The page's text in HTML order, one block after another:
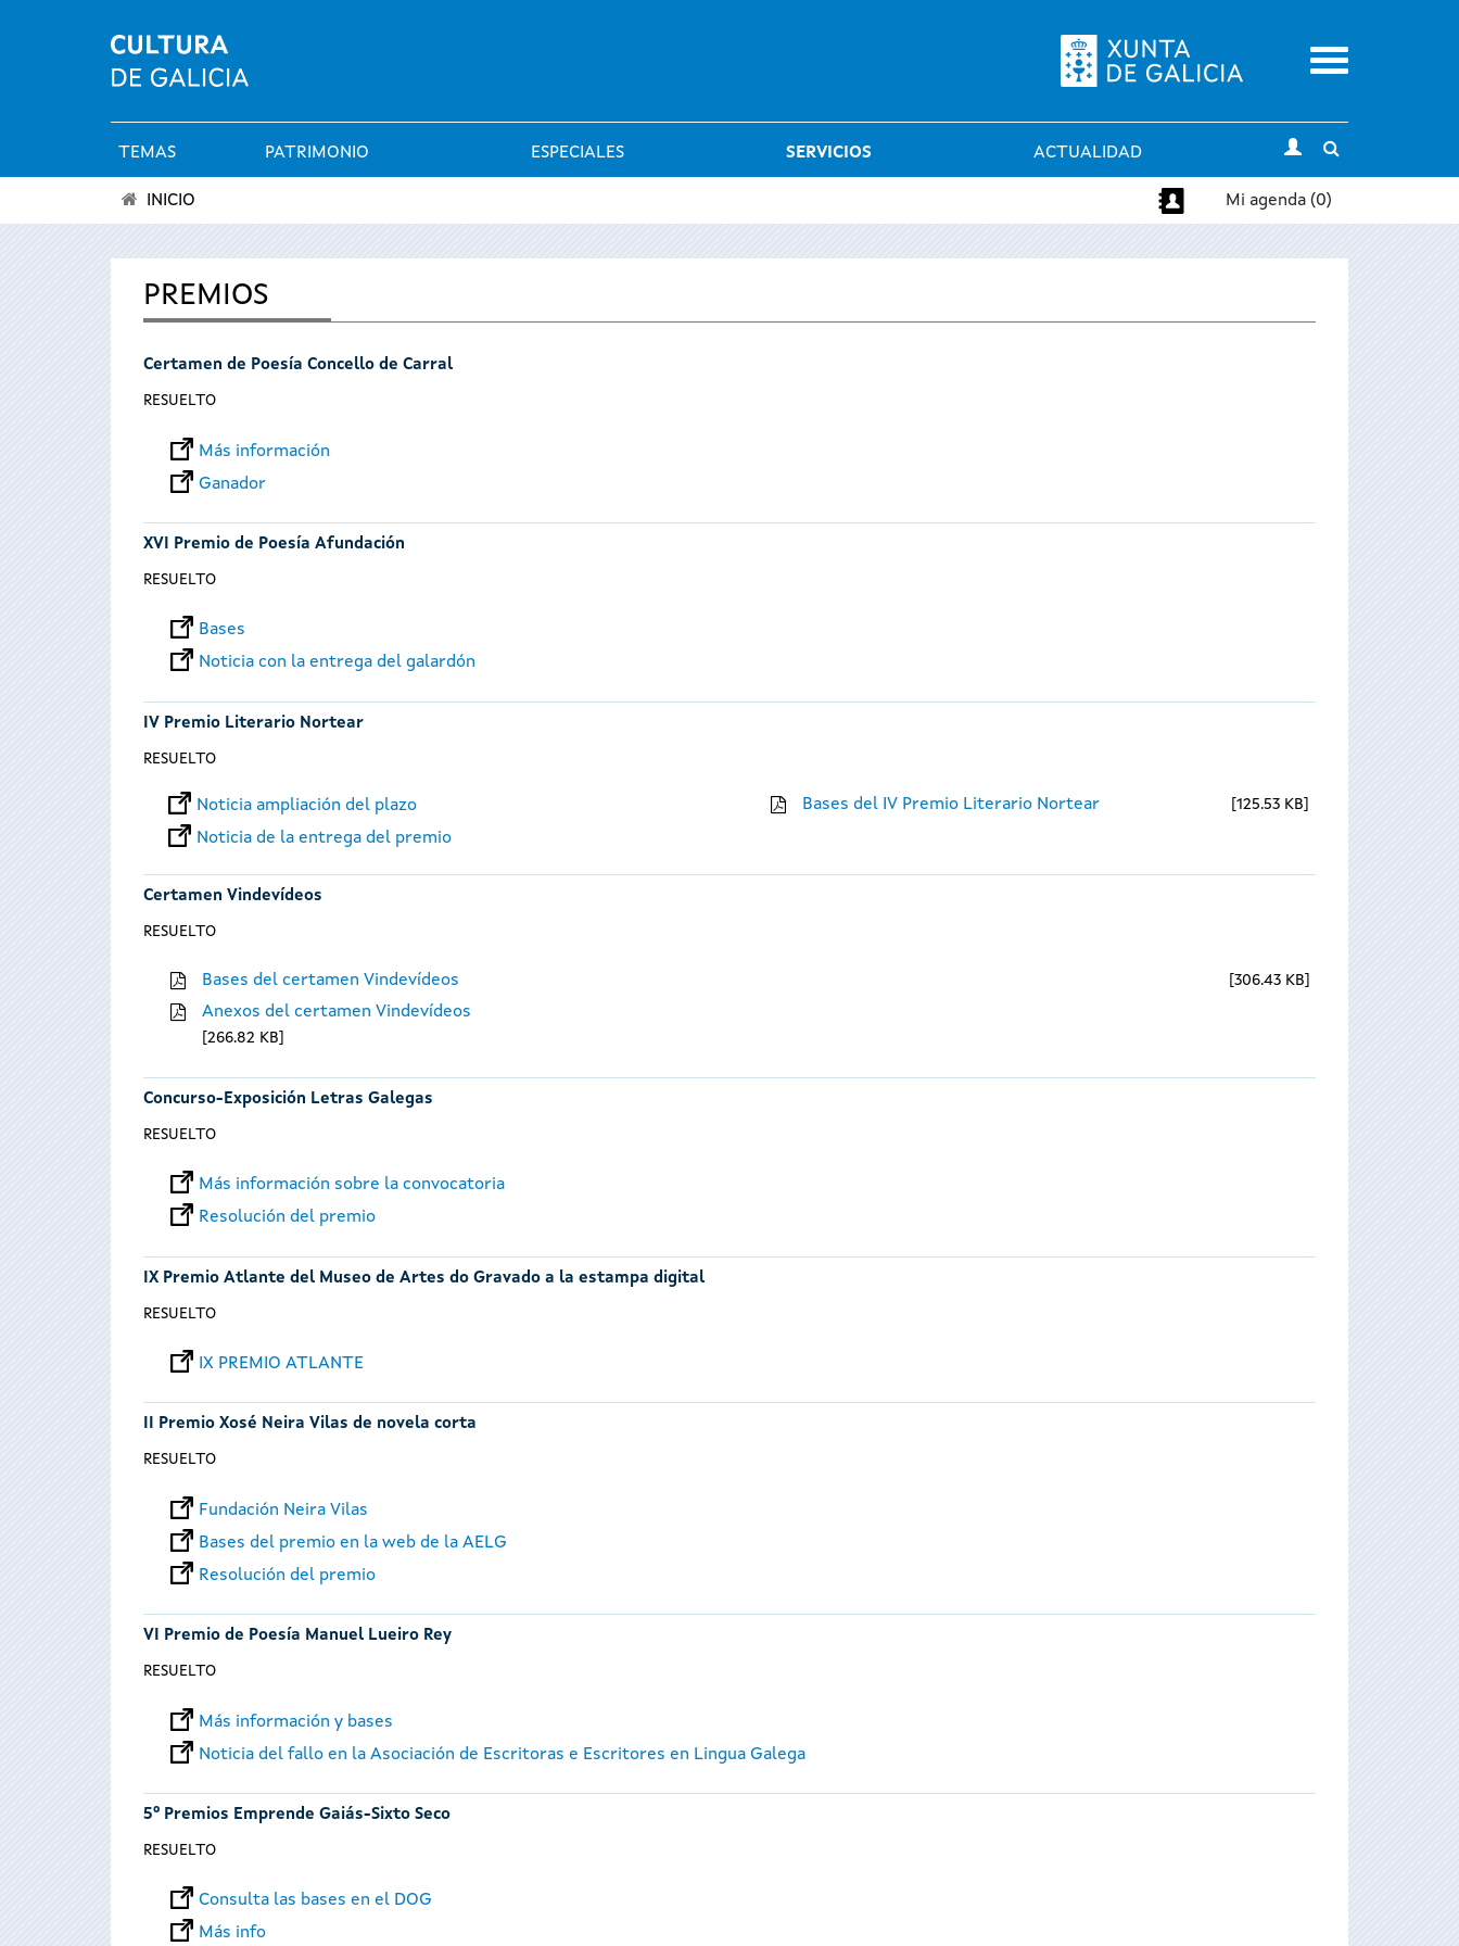
Menu
Menú
principal
TEMAS PATRIMONIO ESPECIALES SERVICIOS ACTUALIDAD
search
encuentra
aquí
INICIO Mi agenda (0)
PREMIOS
Certamen de Poesía Concello de Carral
RESUELTO
Más información
Ganador
XVI Premio de Poesía Afundación
RESUELTO
Bases
Noticia con la entrega del galardón
IV Premio Literario Nortear
RESUELTO
Noticia ampliación del plazo
Noticia de la entrega del premio
Bases del IV Premio Literario Nortear 125.53 KB
Certamen Vindevídeos
RESUELTO
Bases del certamen Vindevídeos 306.43 KB
Anexos del certamen Vindevídeos
266.82 KB
Concurso-Exposición Letras Galegas
RESUELTO
Más información sobre la convocatoria
Resolución del premio
IX Premio Atlante del Museo de Artes do Gravado a la estampa digital
RESUELTO
IX PREMIO ATLANTE
II Premio Xosé Neira Vilas de novela corta
RESUELTO
Fundación Neira Vilas
Bases del premio en la web de la AELG
Resolución del premio
VI Premio de Poesía Manuel Lueiro Rey
RESUELTO
Más información y bases
Noticia del fallo en la Asociación de Escritoras e Escritores en Lingua Galega
5º Premios Emprende Gaiás-Sixto Seco
RESUELTO
Consulta las bases en el DOG
Más info